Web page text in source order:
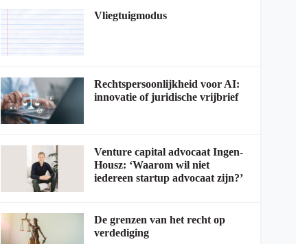
Vliegtuigmodus
Rechtspersoonlijkheid voor AI:
innovatie of juridische vrijbrief
Venture capital advocaat Ingen-
Housz: ‘Waarom wil niet
iedereen startup advocaat zijn?’
De grenzen van het recht op
verdediging